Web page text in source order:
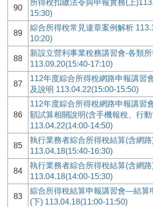
90
所得稅扣繳法令與申報實務(上
15:30)
89
綜合所得稅常見違章案例解析
10:20)
88
新設立營利事業稅務講習會-各類
113.09.20(15:40-17:10)
87
112年度綜合所得稅網路申報講習
及說明 113.04.22(15:00-15:50)
86
112年度綜合所得稅網路申報講習
額試算相關說明(含手機報稅、行
113.04.22(14:00-14:50)
85
執行業務者綜合所得稅結算(含網
113.04.18(15:40-16:30)
84
執行業務者綜合所得稅結算(含網
113.04.18(14:00-15:30)
83
綜合所得稅結算申報講習會—結算
(下) 113.04.18(11:00-11:50)